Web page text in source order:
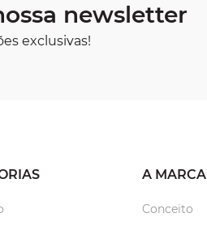
newsletter
exclusivas!
A MARCA
Conceito